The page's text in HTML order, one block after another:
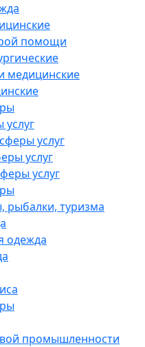
помощи
медицинские
услуг
услуг
услуг
рыбалки, туризма
одежда
промышленности